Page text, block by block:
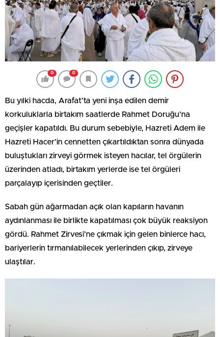
0 0
Bu yılki hacda, Arafat’ta yeni inşa edilen demir
korkuluklarla birtakım saatlerde Rahmet Doruğu’na
geçişler kapatıldı. Bu durum sebebiyle, Hazreti Adem ile
Hazreti Hacer’in cennetten çıkartıldıktan sonra dünyada
buluştukları zirveyi görmek isteyen hacılar, tel örgülerin
üzerinden atladı, birtakım yerlerde ise tel örgüleri
parçalayıp içerisinden geçtiler.
Sabah gün ağarmadan açık olan kapıların havanın
aydınlanması ile birlikte kapatılması çok büyük reaksiyon
gördü. Rahmet Zirvesi’ne çıkmak için gelen binlerce hacı,
bariyerlerin tırmanılabilecek yerlerinden çıkıp, zirveye
ulaştılar.